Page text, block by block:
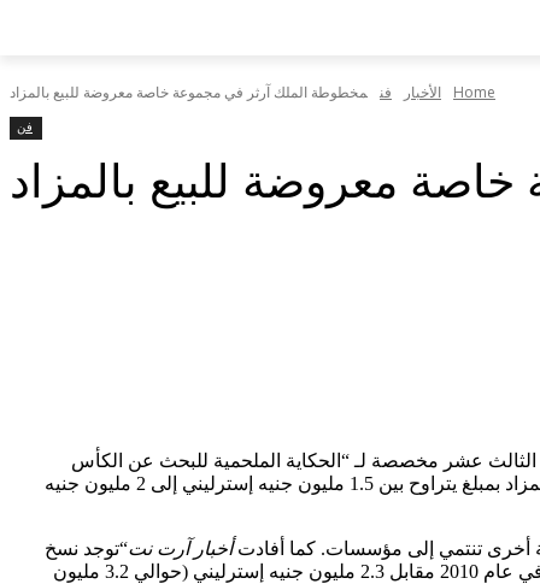
Home الأخبار فن مخطوطة الملك آرثر في مجموعة خاصة معروضة للبيع بالمزاد
فن
معروضة للبيع بالمزاد
عشر مخصصة لـ “الحكاية الملحمية للبحث عن الكأس
المقدسة، وقصة ميرلين ومولده الشيطاني، ومغامرات الملك أرتور وفرسان المائدة المستديرة”. من المقدر أن يتم بيع القطعة المميزة من المزاد بمبلغ يتراوح بين 1.5 مليون جنيه إسترليني إلى 2 مليون جنيه
أخبار آرت نت“توجد نسخ
عديدة من القصة، منسوبة إلى العديد من المؤلفين، مما يجعل البحث العلمي أكثر أهمية.” مخطوطة أخرى ذات صلة، كأس روشيفوكو، بيعت في عام 2010 مقابل 2.3 مليون جنيه إسترليني (حوالي 3.2 مليون